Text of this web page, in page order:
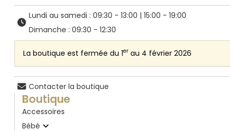
Lundi au samedi : 09:30 - 13:00 | 15:00 - 19:00
Dimanche : 09:30 - 12:30
La boutique est fermée du 1er au 4 février 2026
Contacter la boutique
Boutique
Accessoires
Bébé